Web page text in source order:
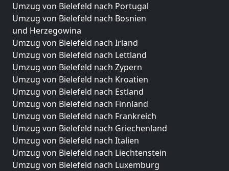
Umzug von Bielefeld nach Portugal
Umzug von Bielefeld nach Bosnien
und Herzegowina
Umzug von Bielefeld nach Irland
Umzug von Bielefeld nach Lettland
Umzug von Bielefeld nach Zypern
Umzug von Bielefeld nach Kroatien
Umzug von Bielefeld nach Estland
Umzug von Bielefeld nach Finnland
Umzug von Bielefeld nach Frankreich
Umzug von Bielefeld nach Griechenland
Umzug von Bielefeld nach Italien
Umzug von Bielefeld nach Liechtenstein
Umzug von Bielefeld nach Luxemburg